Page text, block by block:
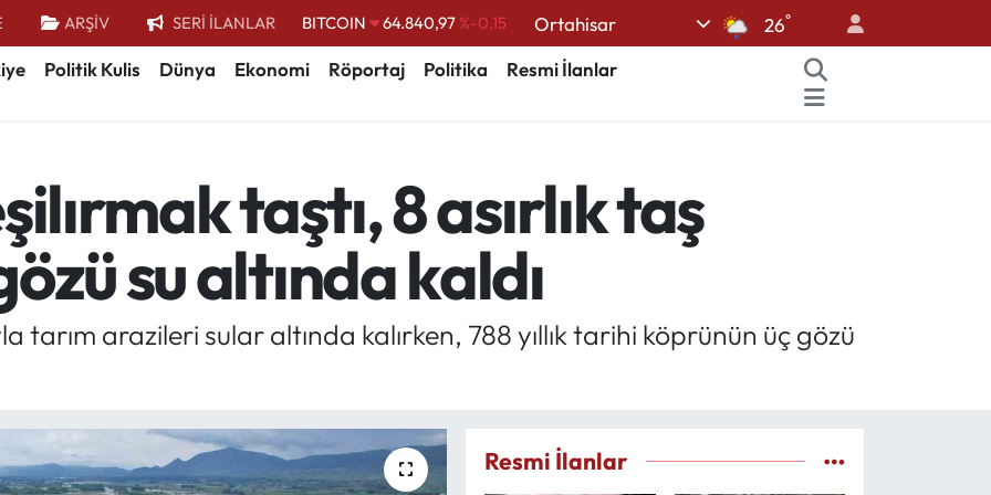
ARŞİV SERİ İLANLAR BITCOIN 64.840,97 %-0.15
DOLAR
47,7436 %0.18
BİST100
13.779 %-14
Ortahisar 26°
Politik Kulis Dünya Ekonomi Röportaj Politika
Resmi İlanlar
taştı, 8 asırlık taş
su altında kaldı
tarım arazileri sular altında kalırken, 788 yıllık tarihi köprünün üç gözü
Resmi İlanlar